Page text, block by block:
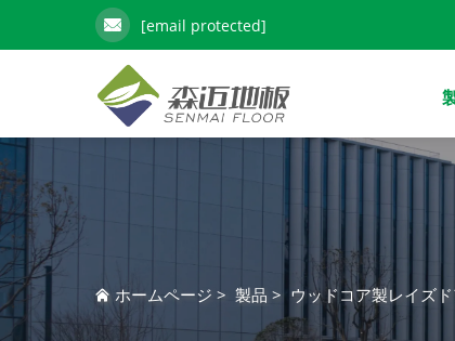
[email protected]
ホームページ > 製品 > ウッドコア製レイズ